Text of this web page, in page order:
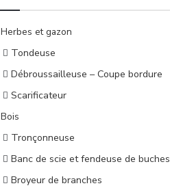
Herbes et gazon
Tondeuse
Débroussailleuse – Coupe bordure
Scarificateur
Bois
Tronçonneuse
Banc de scie et fendeuse de buches
Broyeur de branches